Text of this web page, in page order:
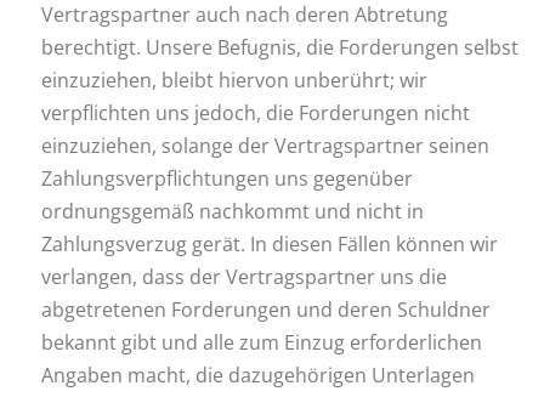
Vertragspartner auch nach deren Abtretung
berechtigt. Unsere Befugnis, die Forderungen selbst
einzuziehen, bleibt hiervon unberührt; wir
verpflichten uns jedoch, die Forderungen nicht
einzuziehen, solange der Vertragspartner seinen
Zahlungsverpflichtungen uns gegenüber
ordnungsgemäß nachkommt und nicht in
Zahlungsverzug gerät. In diesen Fällen können wir
verlangen, dass der Vertragspartner uns die
abgetretenen Forderungen und deren Schuldner
bekannt gibt und alle zum Einzug erforderlichen
Angaben macht, die dazugehörigen Unterlagen